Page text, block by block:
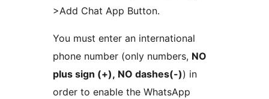
>Add Chat App Button.
You must enter an international
phone number (only numbers, NO
plus sign (+), NO dashes(-)) in
order to enable the WhatsApp